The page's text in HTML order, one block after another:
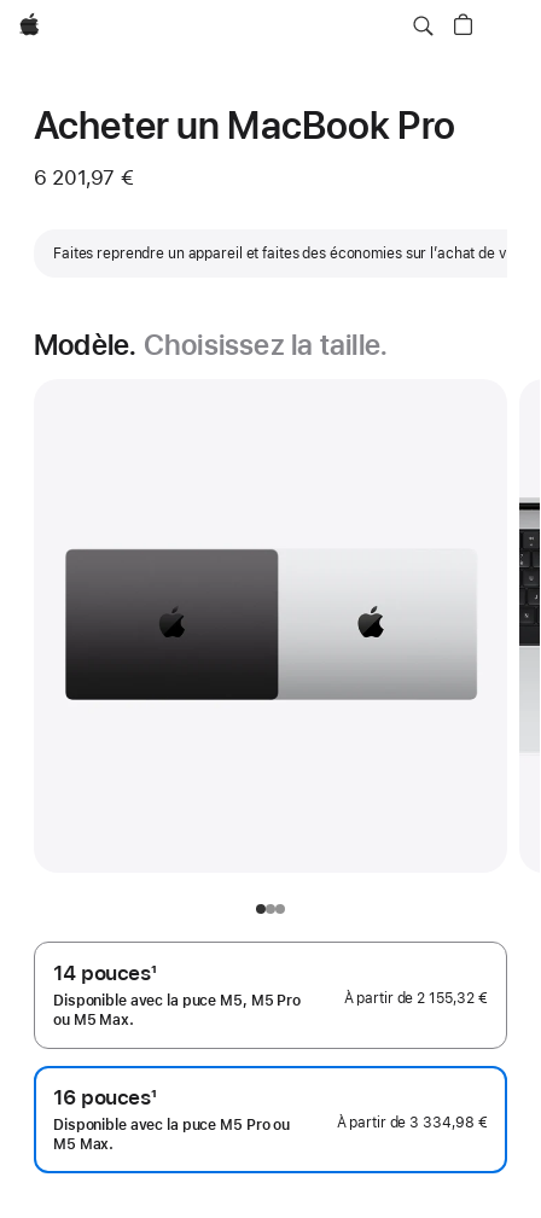
Apple
Acheter un MacBook Pro
6 201,97 €
Faites reprendre un appareil et faites des économies sur l’achat de votre
Modèle. Choisissez la taille.
14 pouces
Note
de
bas
de
page
1
Disponible avec la puce M5, M5 Pro
ou M5 Max.
À partir de 2 155,32 €
16 pouces
Note
de
bas
1
Disponible avec la puce M5 Pro ou
M5 Max.
À partir de 3 334,98 €